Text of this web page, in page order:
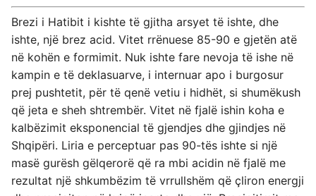
Brezi i Hatibit i kishte të gjitha arsyet të ishte, dhe
ishte, një brez acid. Vitet rrënuese 85-90 e gjetën atë
në kohën e formimit. Nuk ishte fare nevoja të ishe në
kampin e të deklasuarve, i internuar apo i burgosur
prej pushtetit, për të qenë vetiu i hidhët, si shumëkush
që jeta e sheh shtrembër. Vitet në fjalë ishin koha e
kalbëzimit eksponencial të gjendjes dhe gjindjes në
Shqipëri. Liria e perceptuar pas 90-tës ishte si një
masë gurësh gëlqerorë që ra mbi acidin në fjalë me
rezultat një shkumbëzim të vrrullshëm që çliron energji